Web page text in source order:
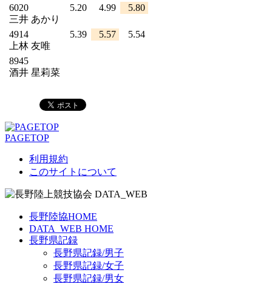
6020
三井 あかり
5.20 4.99 5.80
4914
上林 友唯
5.39 5.57 5.54
8945
酒井 星莉菜
PAGETOP
利用規約
このサイトについて
長野陸協HOME
DATA_WEB HOME
長野県記録
長野県記録/男子
長野県記録/女子
長野県記録/男女